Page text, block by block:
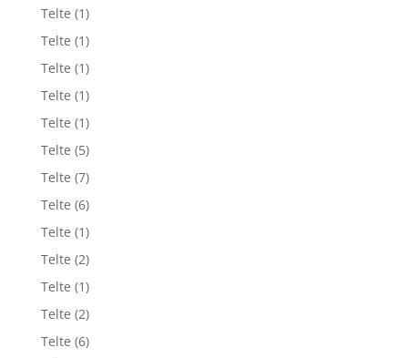
Telte (1)
Telte (1)
Telte (1)
Telte (1)
Telte (1)
Telte (5)
Telte (7)
Telte (6)
Telte (1)
Telte (2)
Telte (1)
Telte (2)
Telte (6)